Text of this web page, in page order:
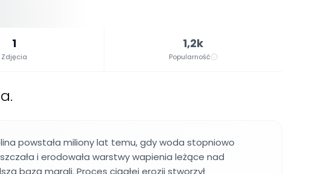
1
Zdjęcia
1,2k
Popularność
powstała miliony lat temu, gdy woda stopniowo
i erodowała warstwy wapienia leżące nad
bazą margli. Proces ciągłej erozji stworzył